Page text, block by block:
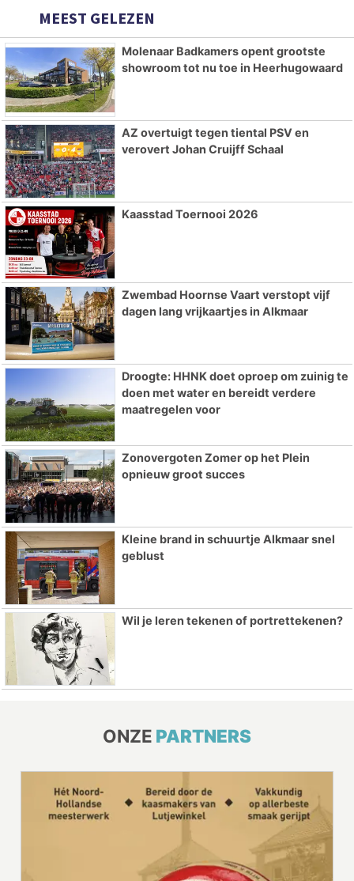
MEEST GELEZEN
Molenaar Badkamers opent grootste
showroom tot nu toe in Heerhugowaard
AZ overtuigt tegen tiental PSV en
verovert Johan Cruijff Schaal
Kaasstad Toernooi 2026
Zwembad Hoornse Vaart verstopt vijf
dagen lang vrijkaartjes in Alkmaar
Droogte: HHNK doet oproep om zuinig te
doen met water en bereidt verdere
maatregelen voor
Zonovergoten Zomer op het Plein
opnieuw groot succes
Kleine brand in schuurtje Alkmaar snel
geblust
Wil je leren tekenen of portrettekenen?
ONZE PARTNERS